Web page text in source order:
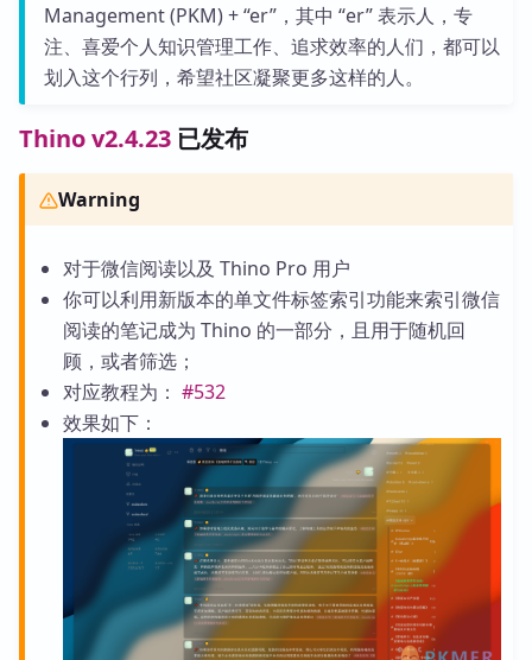
Management (PKM) + “er”，其中 “er” 表示人，专
注、喜爱个人知识管理工作、追求效率的人们，都可以
划入这个行列，希望社区凝聚更多这样的人。
Thino v2.4.23 已发布
Warning
对于微信阅读以及 Thino Pro 用户
你可以利用新版本的单文件标签索引功能来索引微信
阅读的笔记成为 Thino 的一部分，且用于随机回
顾，或者筛选；
对应教程为： #532
效果如下：